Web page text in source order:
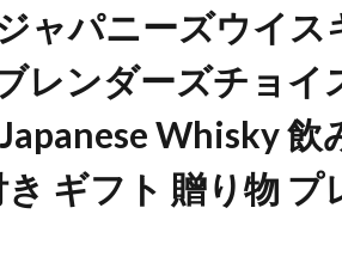
ャパニーズウイス
レンダーズチョイ
Whisky 飲
ギフト 贈り物 プ